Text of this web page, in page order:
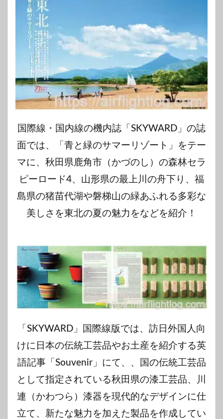
国際線・国内線の機内誌「 SKYWARD 」の誌
面では、「青と緑のサマーリゾート」をテー
マに、秋田県鹿角市（かづのし）の森林セラ
ピーロード4、山形県の最上川の舟下り、福
島県の猪苗代湖や磐梯山の緑あふれる多彩な
美しさを東北の夏の魅力をなどを紹介！
「 SKYWARD 」国際線版では、訪日外国人向
けに日本の伝統工芸品やお土産を紹介する英
語記事「 Souvenir」にて、、国の伝統工芸品
として指定されている秋田県の漆工芸品、川
連（かわつら）漆器を現代的なデザインに仕
立て、新たな魅力を加えた製品を作成してい